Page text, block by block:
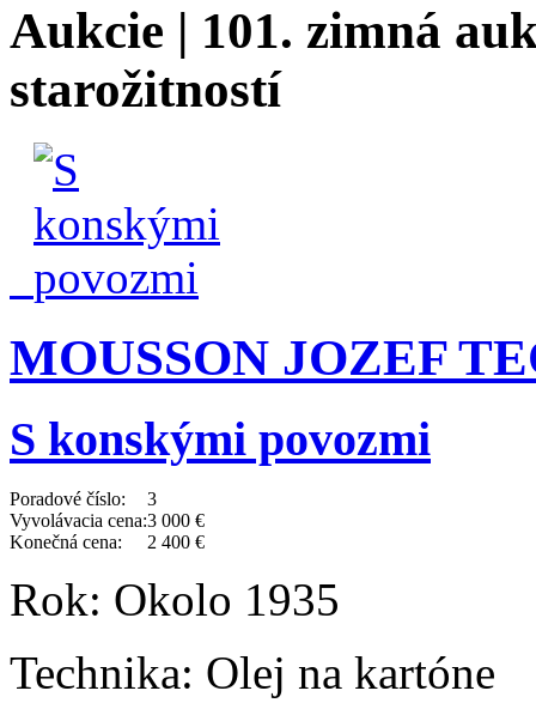
Aukcie | 101. zimná
starožitností
MOUSSON JOZEF
S konskými povozmi
Poradové číslo:
3
Vyvolávacia cena:3 000 €
Konečná cena:
2 400 €
Rok: Okolo 1935
Technika: Olej na kartóne